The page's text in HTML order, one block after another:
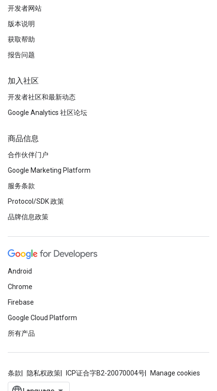
开发者网站
版本说明
获取帮助
报告问题
加入社区
开发者社区和最新动态
Google Analytics 社区论坛
商品信息
合作伙伴门户
Google Marketing Platform
服务条款
Protocol/SDK 政策
品牌信息政策
Android
Chrome
Firebase
Google Cloud Platform
所有产品
条款 隐私权政策 ICP证合字B2-20070004号 Manage cookies